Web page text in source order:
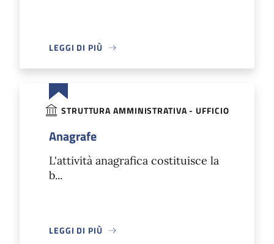
LEGGI DI PIÙ
STRUTTURA AMMINISTRATIVA - UFFICIO
Anagrafe
L'attività anagrafica costituisce la
b...
LEGGI DI PIÙ